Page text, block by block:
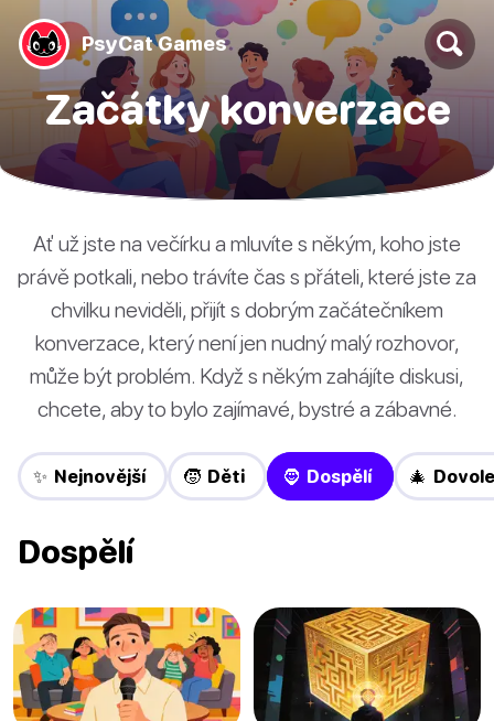
PsyCat Games
Začátky konverzace
Ať už jste na večírku a mluvíte s někým, koho jste
právě potkali, nebo trávíte čas s přáteli, které jste za
chvilku neviděli, přijít s dobrým začátečníkem
konverzace, který není jen nudný malý rozhovor,
může být problém. Když s někým zahájíte diskusi,
chcete, aby to bylo zajímavé, bystré a zábavné.
✨ Nejnovější 🧒 Děti 🧔 Dospělí 🎄
Dospělí